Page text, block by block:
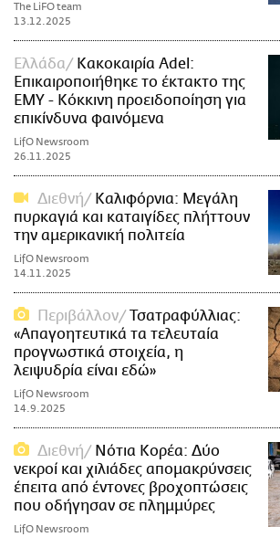
The LiFO team
13.12.2025
Ελλάδα
Κακοκαιρία Adel:
Επικαιροποιήθηκε το έκτακτο της
ΕΜΥ - Κόκκινη προειδοποίηση για
επικίνδυνα φαινόμενα
LifO Newsroom
26.11.2025
Διεθνή
Καλιφόρνια: Μεγάλη
πυρκαγιά και καταιγίδες πλήττουν
την αμερικανική πολιτεία
LifO Newsroom
14.11.2025
Περιβάλλον
Τσατραφύλλιας:
«Απαγοητευτικά τα τελευταία
προγνωστικά στοιχεία, η
λειψυδρία είναι εδώ»
LifO Newsroom
14.9.2025
Διεθνή
Νότια Κορέα: Δύο
νεκροί και χιλιάδες απομακρύνσεις
έπειτα από έντονες βροχοπτώσεις
που οδήγησαν σε πλημμύρες
LifO Newsroom